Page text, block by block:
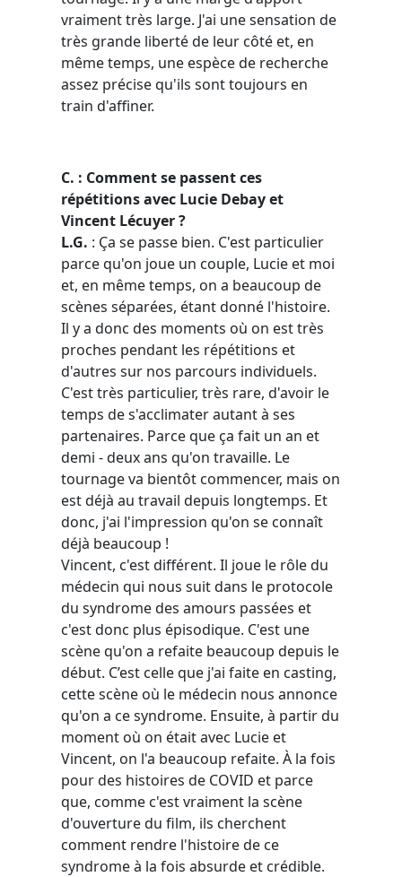
vraiment très large. J'ai une sensation de
très grande liberté de leur côté et, en
même temps, une espèce de recherche
assez précise qu'ils sont toujours en
train d'affiner.
C. : Comment se passent ces
répétitions avec Lucie Debay et
Vincent Lécuyer ?
L.G. : Ça se passe bien. C'est particulier
parce qu'on joue un couple, Lucie et moi
et, en même temps, on a beaucoup de
scènes séparées, étant donné l'histoire.
Il y a donc des moments où on est très
proches pendant les répétitions et
d'autres sur nos parcours individuels.
C'est très particulier, très rare, d'avoir le
temps de s'acclimater autant à ses
partenaires. Parce que ça fait un an et
demi - deux ans qu'on travaille. Le
tournage va bientôt commencer, mais on
est déjà au travail depuis longtemps. Et
donc, j'ai l'impression qu'on se connaît
déjà beaucoup !
Vincent, c'est différent. Il joue le rôle du
médecin qui nous suit dans le protocole
du syndrome des amours passées et
c'est donc plus épisodique. C'est une
scène qu'on a refaite beaucoup depuis le
début. C’est celle que j'ai faite en casting,
cette scène où le médecin nous annonce
qu'on a ce syndrome. Ensuite, à partir du
moment où on était avec Lucie et
Vincent, on l'a beaucoup refaite. À la fois
pour des histoires de COVID et parce
que, comme c'est vraiment la scène
d'ouverture du film, ils cherchent
comment rendre l'histoire de ce
syndrome à la fois absurde et crédible.